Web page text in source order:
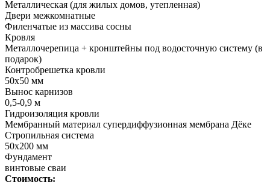
Металлическая (для жилых домов, утепленная)
Двери межкомнатные
Филенчатые из массива сосны
Кровля
Металлочерепица + кронштейны под водосточную систему (в
подарок)
Контробрешетка кровли
50х50 мм
Вынос карнизов
0,5-0,9 м
Гидроизоляция кровли
Мембранный материал супердиффузионная мембрана Дёке
Стропильная система
50х200 мм
Фундамент
винтовые сваи
Стоимость: